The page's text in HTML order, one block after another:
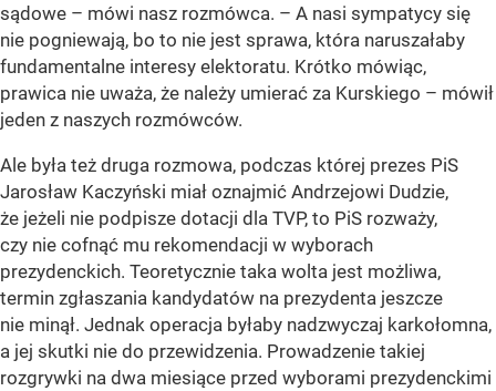
sądowe – mówi nasz rozmówca. – A nasi sympatycy się
nie pogniewają, bo to nie jest sprawa, która naruszałaby
fundamentalne interesy elektoratu. Krótko mówiąc,
prawica nie uważa, że należy umierać za Kurskiego – mówił
jeden z naszych rozmówców.
Ale była też druga rozmowa, podczas której prezes PiS
Jarosław Kaczyński miał oznajmić Andrzejowi Dudzie,
że jeżeli nie podpisze dotacji dla TVP, to PiS rozważy,
czy nie cofnąć mu rekomendacji w wyborach
prezydenckich. Teoretycznie taka wolta jest możliwa,
termin zgłaszania kandydatów na prezydenta jeszcze
nie minął. Jednak operacja byłaby nadzwyczaj karkołomna,
a jej skutki nie do przewidzenia. Prowadzenie takiej
rozgrywki na dwa miesiące przed wyborami prezydenckimi